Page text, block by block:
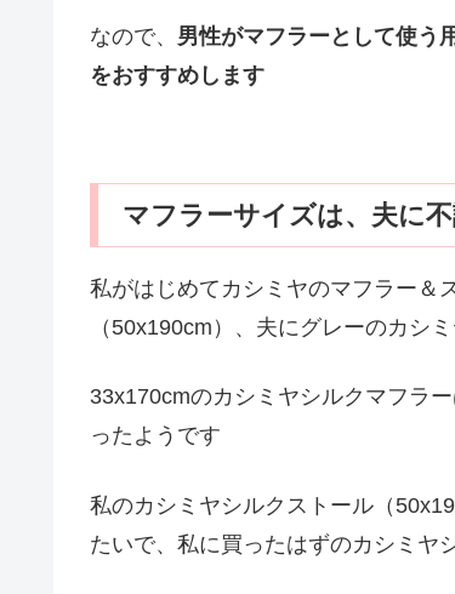
なので、 男性がマフラーとして使う
をおすすめします
マフラーサイズは、夫に
私がはじめてカシミヤのマフラー＆
（50x190cm）、夫にグレーのカシ
33x170cmのカシミヤシルクマフラ
ったようです
私のカシミヤシルクストール（
たいで、私に買ったはずのカシミヤ